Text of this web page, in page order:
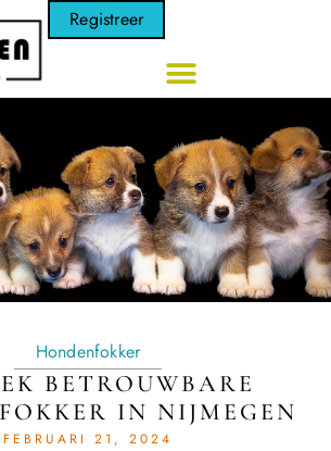
Registreer
Hondenfokker
BETROUWBARE
IN NIJMEGEN
FEBRUARI 21, 2024